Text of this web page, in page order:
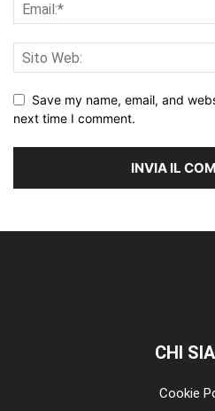
Save my name, email, and
next time I comment.
CHI
Cookie